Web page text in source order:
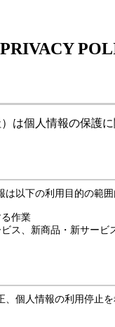
は個人情報の保護
以下の利用目的の範囲
作業
ス、新商品・新サー
、個人情報の利用停止